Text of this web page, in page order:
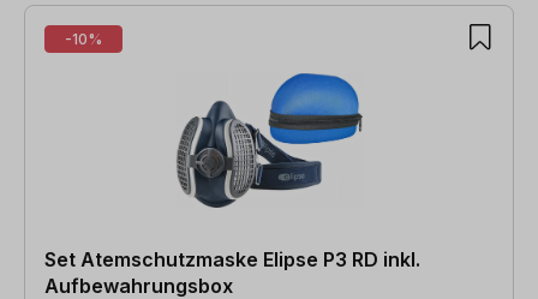
-10%
Set Atemschutzmaske Elipse P3 RD inkl.
Aufbewahrungsbox